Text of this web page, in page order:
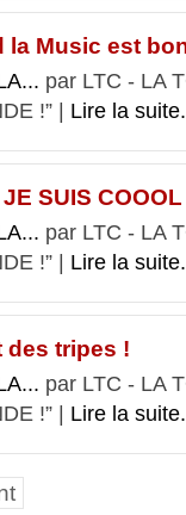
la Music est
par LTC - LA
!” | Lire la
SUIS
par LTC - LA
!” | Lire la
des tripes !
par LTC - LA
!” | Lire la